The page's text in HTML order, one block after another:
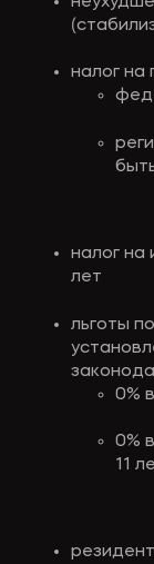
налог на
налог на
лет
льготы
0%
0%
11